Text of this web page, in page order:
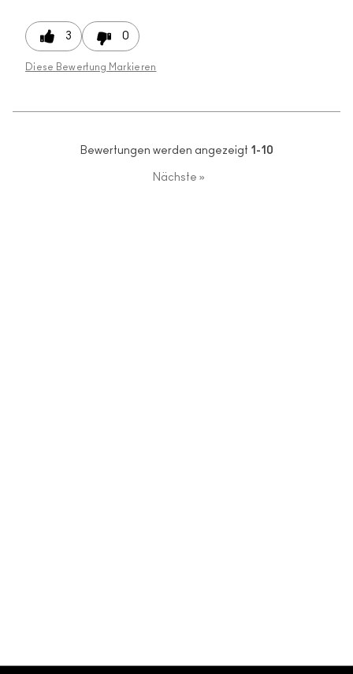
3 0
Diese Bewertung Markieren
Bewertungen werden angezeigt 1-10
Nächste »